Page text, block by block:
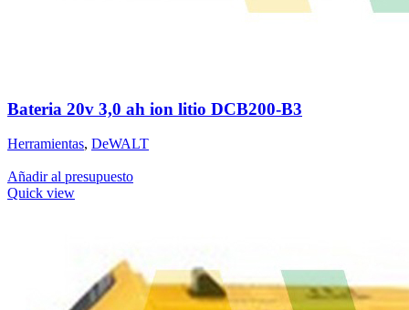
Bateria 20v 3,0 ah ion litio DCB200-B3
Herramientas, DeWALT
Añadir al presupuesto
Quick view